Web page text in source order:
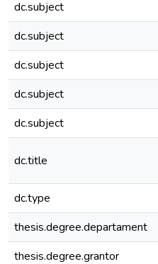
dc.subject
dc.subject
dc.subject
dc.subject
dc.subject
dc.title
dc.type
thesis.degree.departament
thesis.degree.grantor